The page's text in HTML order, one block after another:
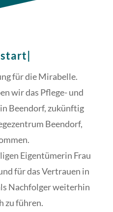
für die Mirabelle.
wir das Pflege- und
Beendorf, zukünftig
Beendorf,
Eigentümerin Frau
für das Vertrauen in
Nachfolger weiterhin
zu führen.